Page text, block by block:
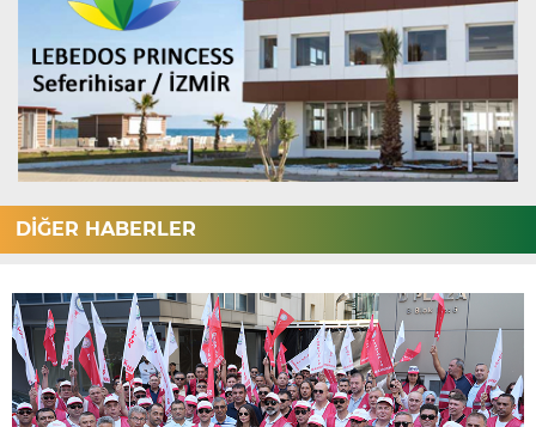
DİĞER HABERLER